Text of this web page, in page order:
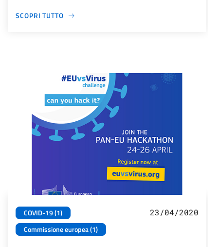
SCOPRI TUTTO
COVID-19 (1)
Commissione europea (1)
23/04/2020